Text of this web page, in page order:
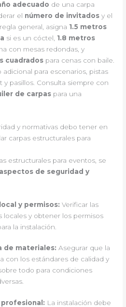
adecuado de una carpa
el número de invitados y el
regla general, asigna 1.5 metros
si es un cóctel, 1.8 metros
con mesas redondas, y
cuadrados para cenas con baile.
para escenarios, pistas
y pasillos. Consulta siempre con
de carpas para una
y normativas debo tener en
carpas estructurales para
estructurales para eventos, se
aspectos de seguridad y
y permisos: Verificar las
locales y obtener los permisos
la instalación.
de materiales: Asegurar que la
con los estándares de calidad y
todo para condiciones
La instalación debe